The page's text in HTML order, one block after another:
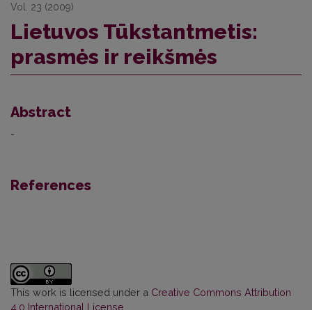
Vol. 23 (2009)
Lietuvos Tūkstantmetis:
prasmės ir reikšmės
Abstract
-
References
This work is licensed under a Creative Commons Attribution
4.0 International License